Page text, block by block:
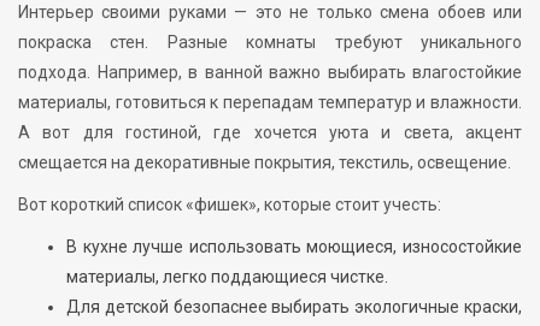
Интерьер своими руками — это не только смена обоев или
покраска стен. Разные комнаты требуют уникального
подхода. Например, в ванной важно выбирать влагостойкие
материалы, готовиться к перепадам температур и влажности.
А вот для гостиной, где хочется уюта и света, акцент
смещается на декоративные покрытия, текстиль, освещение.
Вот короткий список «фишек», которые стоит учесть:
В кухне лучше использовать моющиеся, износостойкие
материалы, легко поддающиеся чистке.
Для детской безопаснее выбирать экологичные краски,